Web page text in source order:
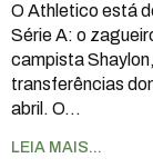
O Athletico está
Série A: o
campista
transferências
abril. O…
LEIA MAIS...